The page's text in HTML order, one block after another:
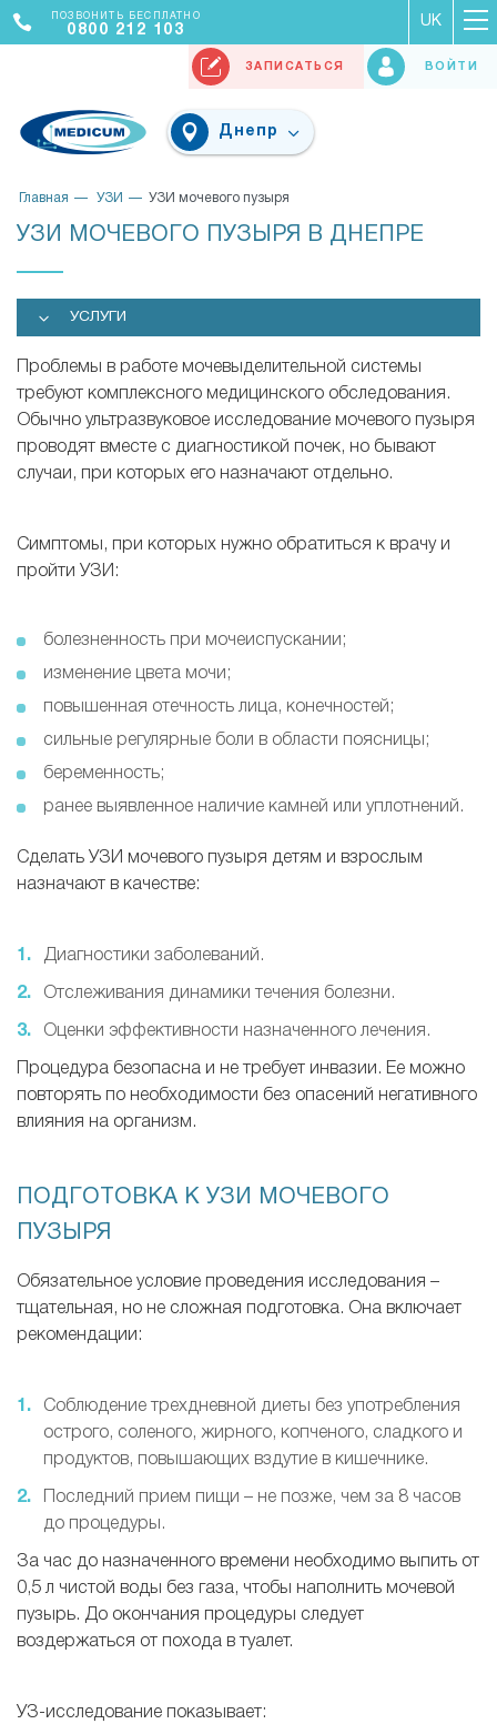
ЗАПИСАТЬСЯ ВОЙТИ
Днепр
ПОЗВОНИТЬ БЕСПЛАТНО
0800 212 103
UK
Главная УЗИ УЗИ мочевого пузыря
УЗИ МОЧЕВОГО ПУЗЫРЯ В ДНЕПРЕ
УСЛУГИ
Проблемы в работе мочевыделительной системы
требуют комплексного медицинского обследования.
Обычно ультразвуковое исследование мочевого пузыря
проводят вместе с диагностикой почек, но бывают
случаи, при которых его назначают отдельно.
Симптомы, при которых нужно обратиться к врачу и
пройти УЗИ:
болезненность при мочеиспускании;
изменение цвета мочи;
повышенная отечность лица, конечностей;
сильные регулярные боли в области поясницы;
беременность;
ранее выявленное наличие камней или уплотнений.
Сделать УЗИ мочевого пузыря детям и взрослым
назначают в качестве:
Диагностики заболеваний.
Отслеживания динамики течения болезни.
Оценки эффективности назначенного лечения.
Процедура безопасна и не требует инвазии. Ее можно
повторять по необходимости без опасений негативного
влияния на организм.
ПОДГОТОВКА К УЗИ МОЧЕВОГО
ПУЗЫРЯ
Обязательное условие проведения исследования –
тщательная, но не сложная подготовка. Она включает
рекомендации:
Соблюдение трехдневной диеты без употребления
острого, соленого, жирного, копченого, сладкого и
продуктов, повышающих вздутие в кишечнике.
Последний прием пищи – не позже, чем за 8 часов
до процедуры.
За час до назначенного времени необходимо выпить от
0,5 л чистой воды без газа, чтобы наполнить мочевой
пузырь. До окончания процедуры следует
воздержаться от похода в туалет.
УЗ-исследование показывает: